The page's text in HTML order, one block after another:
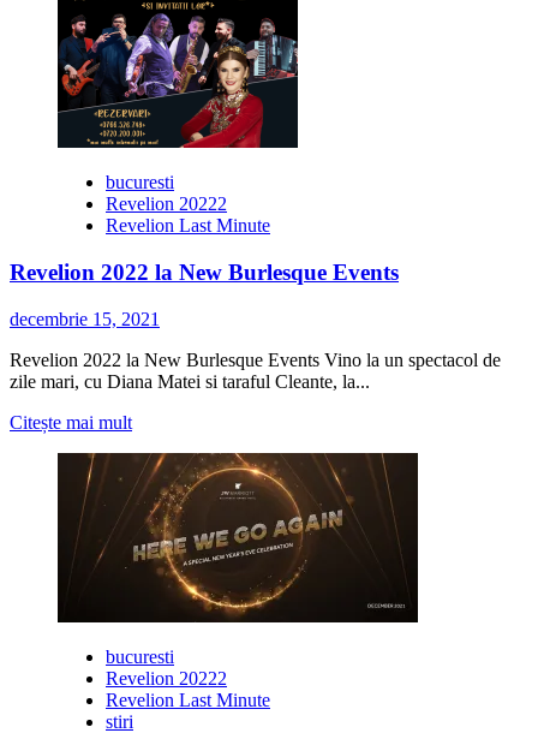
bucuresti
Revelion 20222
Revelion Last Minute
Revelion 2022 la New Burlesque Events
decembrie 15, 2021
Revelion 2022 la New Burlesque Events Vino la un spectacol de
zile mari, cu Diana Matei si taraful Cleante, la...
Citește mai multCitește
multe
despre
Revelion
2022
la
New
Burlesque
bucuresti
Revelion 20222
Revelion Last Minute
stiri